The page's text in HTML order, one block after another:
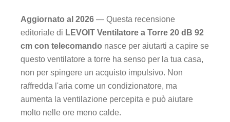
Aggiornato al 2026 — Questa recensione
editoriale di LEVOIT Ventilatore a Torre 20 dB 92
cm con telecomando nasce per aiutarti a capire se
questo ventilatore a torre ha senso per la tua casa,
non per spingere un acquisto impulsivo. Non
raffredda l'aria come un condizionatore, ma
aumenta la ventilazione percepita e può aiutare
molto nelle ore meno calde.